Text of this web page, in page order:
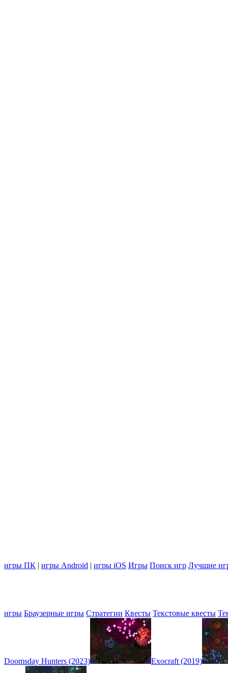
игры ПК | игры Android | игры iOS Игры Поиск игр Лучшие
игры Браузерные игры Стратегии Квесты Текстовые квесты
Doomsday Hunters (2023) Exocraft (2019)